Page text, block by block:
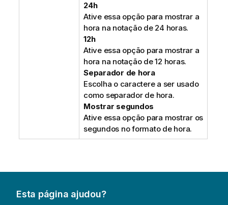
24h
Ative essa opção para mostrar a
hora na notação de 24 horas.
12h
Ative essa opção para mostrar a
hora na notação de 12 horas.
Separador de hora
Escolha o caractere a ser usado
como separador de hora.
Mostrar segundos
Ative essa opção para mostrar os
segundos no formato de hora.
Esta página ajudou?